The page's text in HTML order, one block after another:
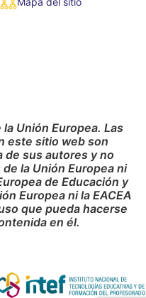
Unión Europea. Las
este sitio web son
de sus autores y no
la Unión Europea ni
de Educación y
Europea ni la EACEA
que pueda hacerse
en él.